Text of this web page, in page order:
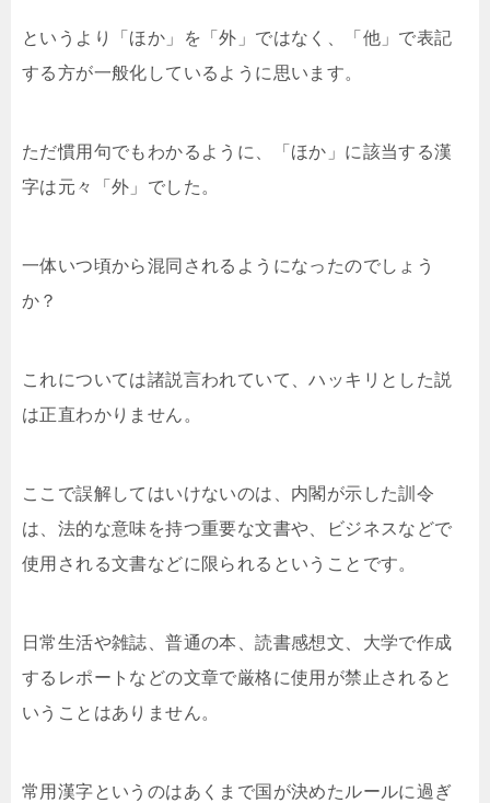
というより「ほか」を「外」ではなく、「他」で表記
する方が一般化しているように思います。
ただ慣用句でもわかるように、「ほか」に該当する漢
字は元々「外」でした。
一体いつ頃から混同されるようになったのでしょう
か？
これについては諸説言われていて、ハッキリとした説
は正直わかりません。
ここで誤解してはいけないのは、内閣が示した訓令
は、法的な意味を持つ重要な文書や、ビジネスなどで
使用される文書などに限られるということです。
日常生活や雑誌、普通の本、読書感想文、大学で作成
するレポートなどの文章で厳格に使用が禁止されると
いうことはありません。
常用漢字というのはあくまで国が決めたルールに過ぎ